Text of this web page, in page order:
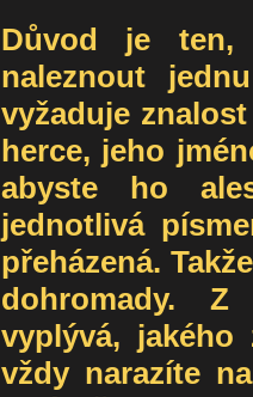
Důvod je
naleznout
vyžaduje
herce, jeho
abyste ho
jednotlivá
přeházená.
dohromady.
vyplývá,
vždy narazíte